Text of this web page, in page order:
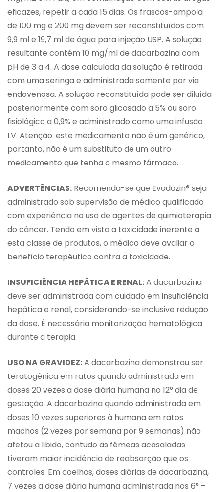
eficazes, repetir a cada 15 dias. Os frascos-ampola
de 100 mg e 200 mg devem ser reconstituídos com
9,9 ml e 19,7 ml de água para injeção USP. A solução
resultante contém 10 mg/ml de dacarbazina com
pH de 3 a 4. A dose calculada da solução é retirada
com uma seringa e administrada somente por via
endovenosa. A solução reconstituída pode ser diluída
posteriormente com soro glicosado a 5% ou soro
fisiológico a 0,9% e administrado como uma infusão
I.V. Atenção: este medicamento não é um genérico,
portanto, não é um substituto de um outro
medicamento que tenha o mesmo fármaco.
ADVERTÊNCIAS: Recomenda-se que Evodazin® seja
administrado sob supervisão de médico qualificado
com experiência no uso de agentes de quimioterapia
do câncer. Tendo em vista a toxicidade inerente a
esta classe de produtos, o médico deve avaliar o
benefício terapêutico contra a toxicidade.
INSUFICIÊNCIA HEPÁTICA E RENAL:A dacarbazina
deve ser administrada com cuidado em insuficiência
hepática e renal, considerando-se inclusive redução
da dose. É necessária monitorização hematológica
durante a terapia.
USO NA GRAVIDEZ:A dacarbazina demonstrou ser
teratogênica em ratos quando administrada em
doses 20 vezes a dose diária humana no 12° dia de
gestação. A dacarbazina quando administrada em
doses 10 vezes superiores à humana em ratos
machos (2 vezes por semana por 9 semanas) não
afetou a libido, contudo as fêmeas acasaladas
tiveram maior incidência de reabsorção que os
controles. Em coelhos, doses diárias de dacarbazina,
7 vezes a dose diária humana administrada nos 6° –